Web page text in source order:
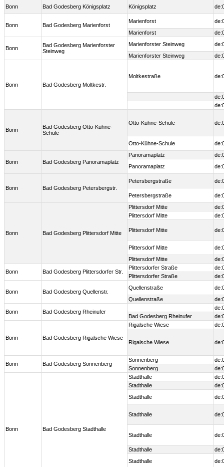
Bonn Bad Godesberg Königsplatz Königsplatz
Bonn Bad Godesberg Marienforst
Marienforst
Marienforst
Bonn
Bad Godesberg Marienforster
Steinweg
Marienforster Steinweg
Marienforster Steinweg
Bonn Bad Godesberg Moltkestr.
Moltkestraße
Bonn
Bad Godesberg Otto-Kühne-
Schule
Otto-Kühne-Schule
Otto-Kühne-Schule
Bonn Bad Godesberg Panoramaplatz
Panoramaplatz
Panoramaplatz
Bonn Bad Godesberg Petersbergstr.
Petersbergstraße
Petersbergstraße
Bonn Bad Godesberg Plittersdorf Mitte
Plittersdorf Mitte
Plittersdorf Mitte
Plittersdorf Mitte
Plittersdorf Mitte
Plittersdorf Mitte
Bonn Bad Godesberg Plittersdorfer Str.
Plittersdorfer Straße
Plittersdorfer Straße
Bonn Bad Godesberg Quellenstr.
Quellenstraße
Quellenstraße
Bonn Bad Godesberg Rheinufer
Bad Godesberg Rheinufer
Bonn Bad Godesberg Rigalsche Wiese
Rigalsche Wiese
Rigalsche Wiese
Bonn Bad Godesberg Sonnenberg
Sonnenberg
Sonnenberg
Bonn Bad Godesberg Stadthalle
Stadthalle
Stadthalle
Stadthalle
Stadthalle
Stadthalle
Stadthalle
Stadthalle